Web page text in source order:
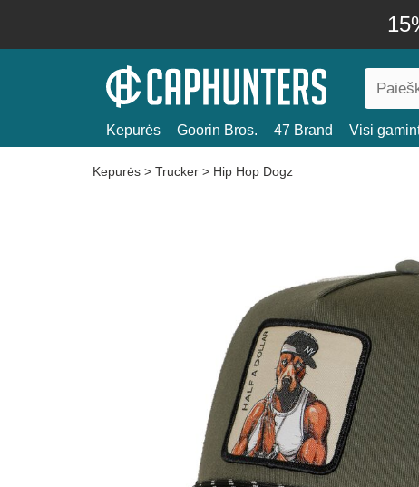
Kepurės Goorin Bros. 47 Brand Visi
Kepurės > Trucker > Hip Hop Dogz